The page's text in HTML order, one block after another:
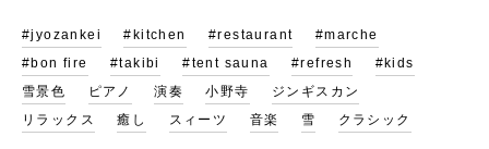
#jyozankei #kitchen #restaurant
#marche
#bon fire
#takibi #tent sauna #refresh
#kids
雪景色
ピアノ 演奏 小野寺
ジンギスカン
リラックス
癒し スィーツ 音楽 雪 クラシック